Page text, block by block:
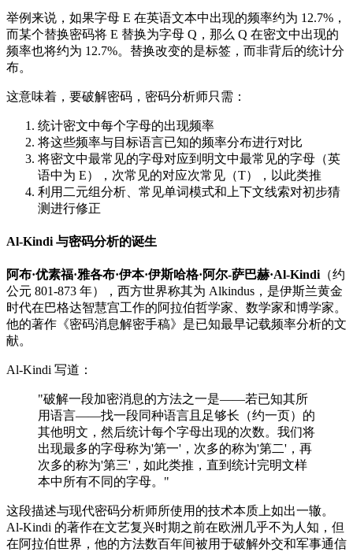
举例来说，如果字母 E 在英语文本中出现的频率约为 12.7%，
而某个替换密码将 E 替换为字母 Q，那么 Q 在密文中出现的
频率也将约为 12.7%。替换改变的是标签，而非背后的统计分
布。
这意味着，要破解密码，密码分析师只需：
统计密文中每个字母的出现频率
将这些频率与目标语言已知的频率分布进行对比
将密文中最常见的字母对应到明文中最常见的字母（英
语中为 E），次常见的对应次常见（T），以此类推
利用二元组分析、常见单词模式和上下文线索对初步猜
测进行修正
Al-Kindi 与密码分析的诞生
阿布·优素福·雅各布·伊本·伊斯哈格·阿尔-萨巴赫·Al-Kindi （约
公元 801-873 年），西方世界称其为 Alkindus，是伊斯兰黄金
时代在巴格达智慧宫工作的阿拉伯哲学家、数学家和博学家。
他的著作《密码消息解密手稿》是已知最早记载频率分析的文
献。
Al-Kindi 写道：
"破解一段加密消息的方法之一是——若已知其所
用语言——找一段同种语言且足够长（约一页）的
其他明文，然后统计每个字母出现的次数。我们将
出现最多的字母称为'第一'，次多的称为'第二'，再
次多的称为'第三'，如此类推，直到统计完明文样
本中所有不同的字母。"
这段描述与现代密码分析师所使用的技术本质上如出一辙。
Al-Kindi 的著作在文艺复兴时期之前在欧洲几乎不为人知，但
在阿拉伯世界，他的方法数百年间被用于破解外交和军事通信